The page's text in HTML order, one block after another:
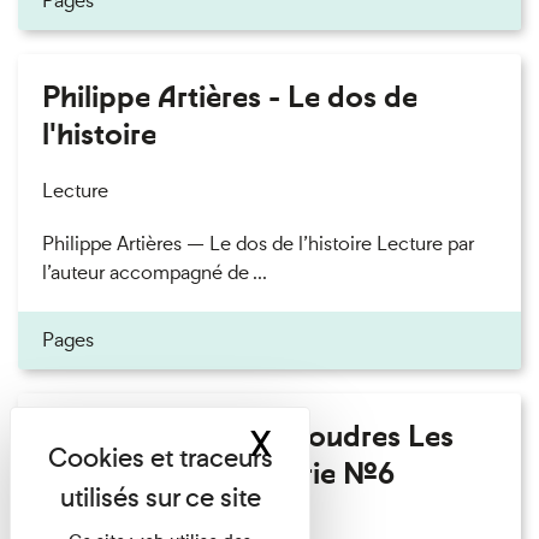
Philippe Artières - Le dos de
l'histoire
Lecture
Philippe Artières — Le dos de l’histoire Lecture par
l’auteur accompagné de ...
Pages
Fanny Taillandier - Foudres Les
Invités de l’Imprimerie n°6
Lecture
XMasquer le